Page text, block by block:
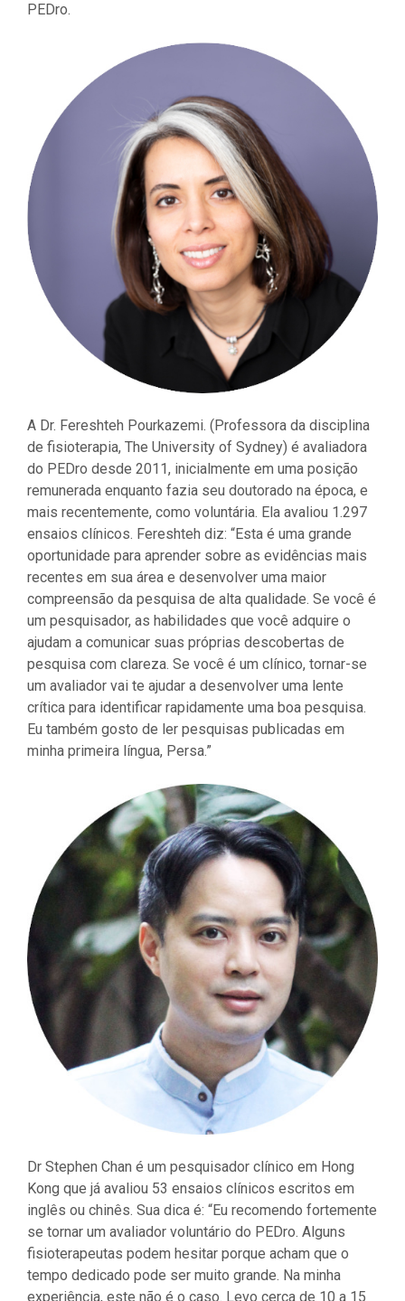
PEDro.
A Dr. Fereshteh Pourkazemi. (Professora da disciplina
de fisioterapia, The University of Sydney) é avaliadora
do PEDro desde 2011, inicialmente em uma posição
remunerada enquanto fazia seu doutorado na época, e
mais recentemente, como voluntária. Ela avaliou 1.297
ensaios clínicos. Fereshteh diz: “Esta é uma grande
oportunidade para aprender sobre as evidências mais
recentes em sua área e desenvolver uma maior
compreensão da pesquisa de alta qualidade. Se você é
um pesquisador, as habilidades que você adquire o
ajudam a comunicar suas próprias descobertas de
pesquisa com clareza. Se você é um clínico, tornar-se
um avaliador vai te ajudar a desenvolver uma lente
crítica para identificar rapidamente uma boa pesquisa.
Eu também gosto de ler pesquisas publicadas em
minha primeira língua, Persa.”
Dr Stephen Chan é um pesquisador clínico em Hong
Kong que já avaliou 53 ensaios clínicos escritos em
inglês ou chinês. Sua dica é: “Eu recomendo fortemente
se tornar um avaliador voluntário do PEDro. Alguns
fisioterapeutas podem hesitar porque acham que o
tempo dedicado pode ser muito grande. Na minha
experiência, este não é o caso. Levo cerca de 10 a 15